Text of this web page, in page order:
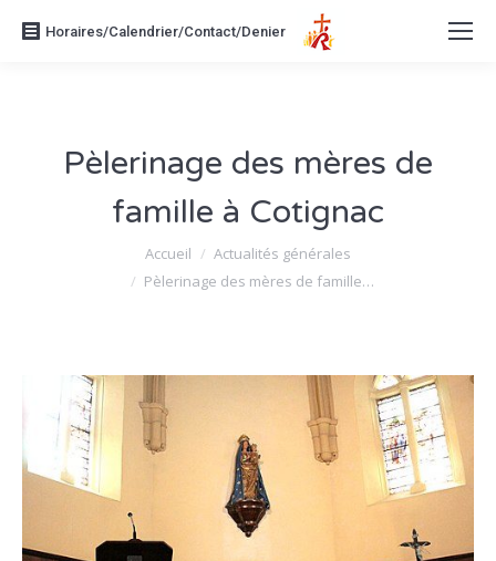
Horaires/Calendrier/Contact/Denier
Pèlerinage des mères de
famille à Cotignac
Accueil
Actualités générales
Pèlerinage des mères de famille…